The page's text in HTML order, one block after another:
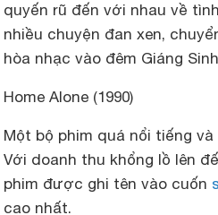
quyến rũ đến với nhau về
nhiều chuyện đan xen,
hòa nhạc vào đêm Giáng
Home Alone (1990)
Một bộ phim quá nổi tiếng
Với doanh thu khổng lồ lên
phim được ghi tên vào cuốn
cao nhất.